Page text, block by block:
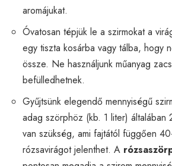
aromájukat.
Óvatosan tépjük le a szirmokat a
egy tiszta kosárba vagy tálba, hogy
össze. Ne használjunk műanyag
befülledhetnek.
Gyűjtsünk elegendő mennyiségű
adag szörphöz (kb. 1 liter) általában
van szükség, ami fajtától függően
rózsavirágot jelenthet. A